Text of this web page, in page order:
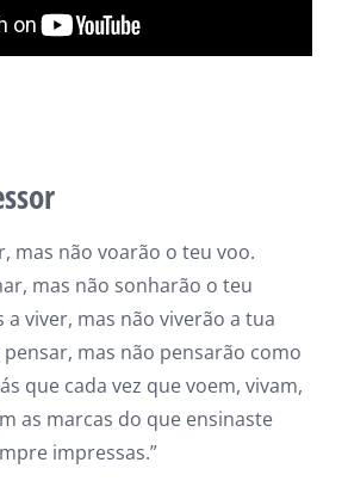
mas não voarão o teu voo.
mas não sonharão o teu
a viver, mas não viverão a tua
pensar, mas não pensarão como
que cada vez que voem, vivam,
as marcas do que ensinaste
impressas.”